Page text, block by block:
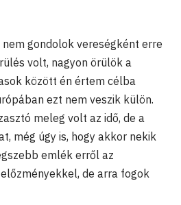
gondolok vereségként erre
volt, nagyon örülök a
között én értem célba
ezt nem veszik külön.
meleg volt az idő, de a
még úgy is, hogy akkor nekik
emlék erről az
de arra fogok